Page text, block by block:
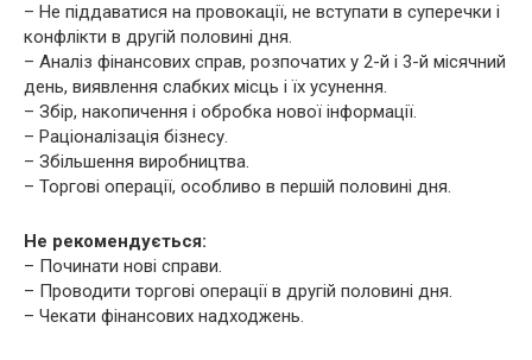
– Не піддаватися на провокації, не вступати в суперечки і
конфлікти в другій половині дня.
– Аналіз фінансових справ, розпочатих у 2-й і 3-й місячний
день, виявлення слабких місць і їх усунення.
– Збір, накопичення і обробка нової інформації.
– Раціоналізація бізнесу.
– Збільшення виробництва.
– Торгові операції, особливо в першій половині дня.
Не рекомендується:
– Починати нові справи.
– Проводити торгові операції в другій половині дня.
– Чекати фінансових надходжень.